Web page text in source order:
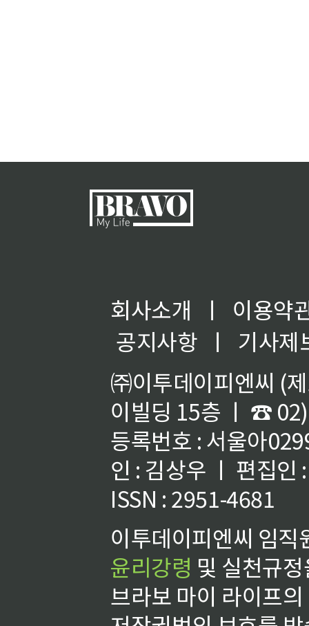
회사소개 ㅣ
이용약
공지사항
ㅣ
기사제
㈜이투데이피엔씨 (
이빌딩 15층 ㅣ ☎
등록번호 : 서울아
인 : 김상우 ㅣ 편집인
ISSN : 2951-4681
이투데이피엔씨 임
윤리강령 및 실천규
브라보 마이 라이프